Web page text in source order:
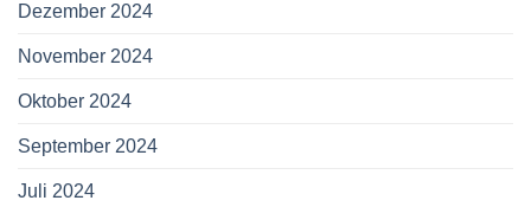
Dezember 2024
November 2024
Oktober 2024
September 2024
Juli 2024